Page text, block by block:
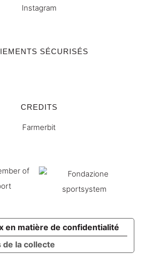
Instagram
SÉCURISÉS
CREDITS
Farmerbit
la collecte
en matière de confidentialité